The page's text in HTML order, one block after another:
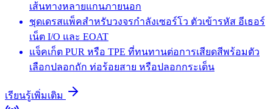
เส้นทางหลายแกนภายนอก
ชุดเดรสแพ็คสำหรับวงจรกำลังเซอร์โว ตัวเข้ารหัส อีเธอร์
เน็ต I/O และ EOAT
แจ็คเก็ต PUR หรือ TPE ที่ทนทานต่อการเสียดสีพร้อมตัว
เลือกปลอกถัก ท่อร้อยสาย หรือปลอกกระเด็น
เรียนรู้เพิ่มเติม